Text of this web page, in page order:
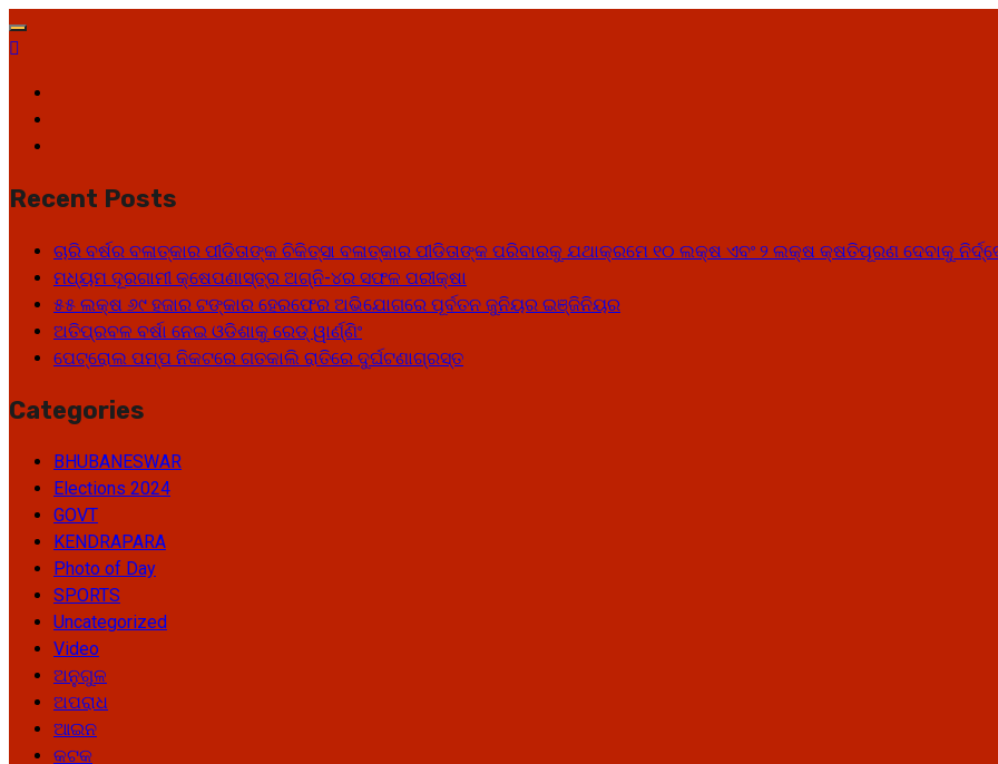
Skip
to
Recent Posts
ଚାରି ବର୍ଷର ବଳାତ୍କାର ପୀଡିତାଙ୍କ ଚିକିତ୍ସା ବଳାତ୍କାର ପୀଡିତାଙ୍କ ପରିବାରକୁ ଯଥାକ୍ରମେ ୧୦ ଲକ୍ଷ ଏବଂ ୨ ଲକ୍ଷ କ୍ଷତିପୂରଣ ଦେବାକୁ
ମଧ୍ୟମ ଦୂରଗାମୀ କ୍ଷେପଣାସ୍ତ୍ର ଅଗ୍ନି-୪ର ସଫଳ ପରୀକ୍ଷା
୫୫ ଲକ୍ଷ ୬୯ ହଜାର ଟଙ୍କାର ହେରଫେର ଅଭିଯୋଗରେ ପୂର୍ବତନ ଜୁନିୟର ଇଞ୍ଜିନିୟର
ଅତିପ୍ରବଳ ବର୍ଷା ନେଇ ଓଡିଶାକୁ ରେଡ୍ ୱାର୍ଣ୍ଣିଂ
ପେଟ୍ରୋଲ ପମ୍ପ ନିକଟରେ ଗତକାଲି ରାତିରେ ଦୁର୍ଘଟଣାଗ୍ରସ୍ତ
Categories
BHUBANESWAR
Elections 2024
GOVT
KENDRAPARA
Photo of Day
SPORTS
Uncategorized
Video
ଅନୁଗୁଳ
ଅପରାଧ
ଆଇନ
କଟକ